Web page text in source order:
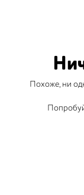
Похоже, ни